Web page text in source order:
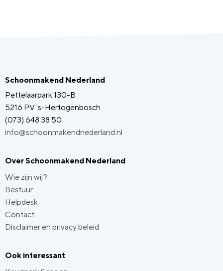
Schoonmakend Nederland
Pettelaarpark 130-B
5216 PV 's-Hertogenbosch
(073) 648 38 50
info@schoonmakendnederland.nl
Over Schoonmakend Nederland
Wie zijn wij?
Bestuur
Helpdesk
Contact
Disclaimer en privacy beleid
Ook interessant